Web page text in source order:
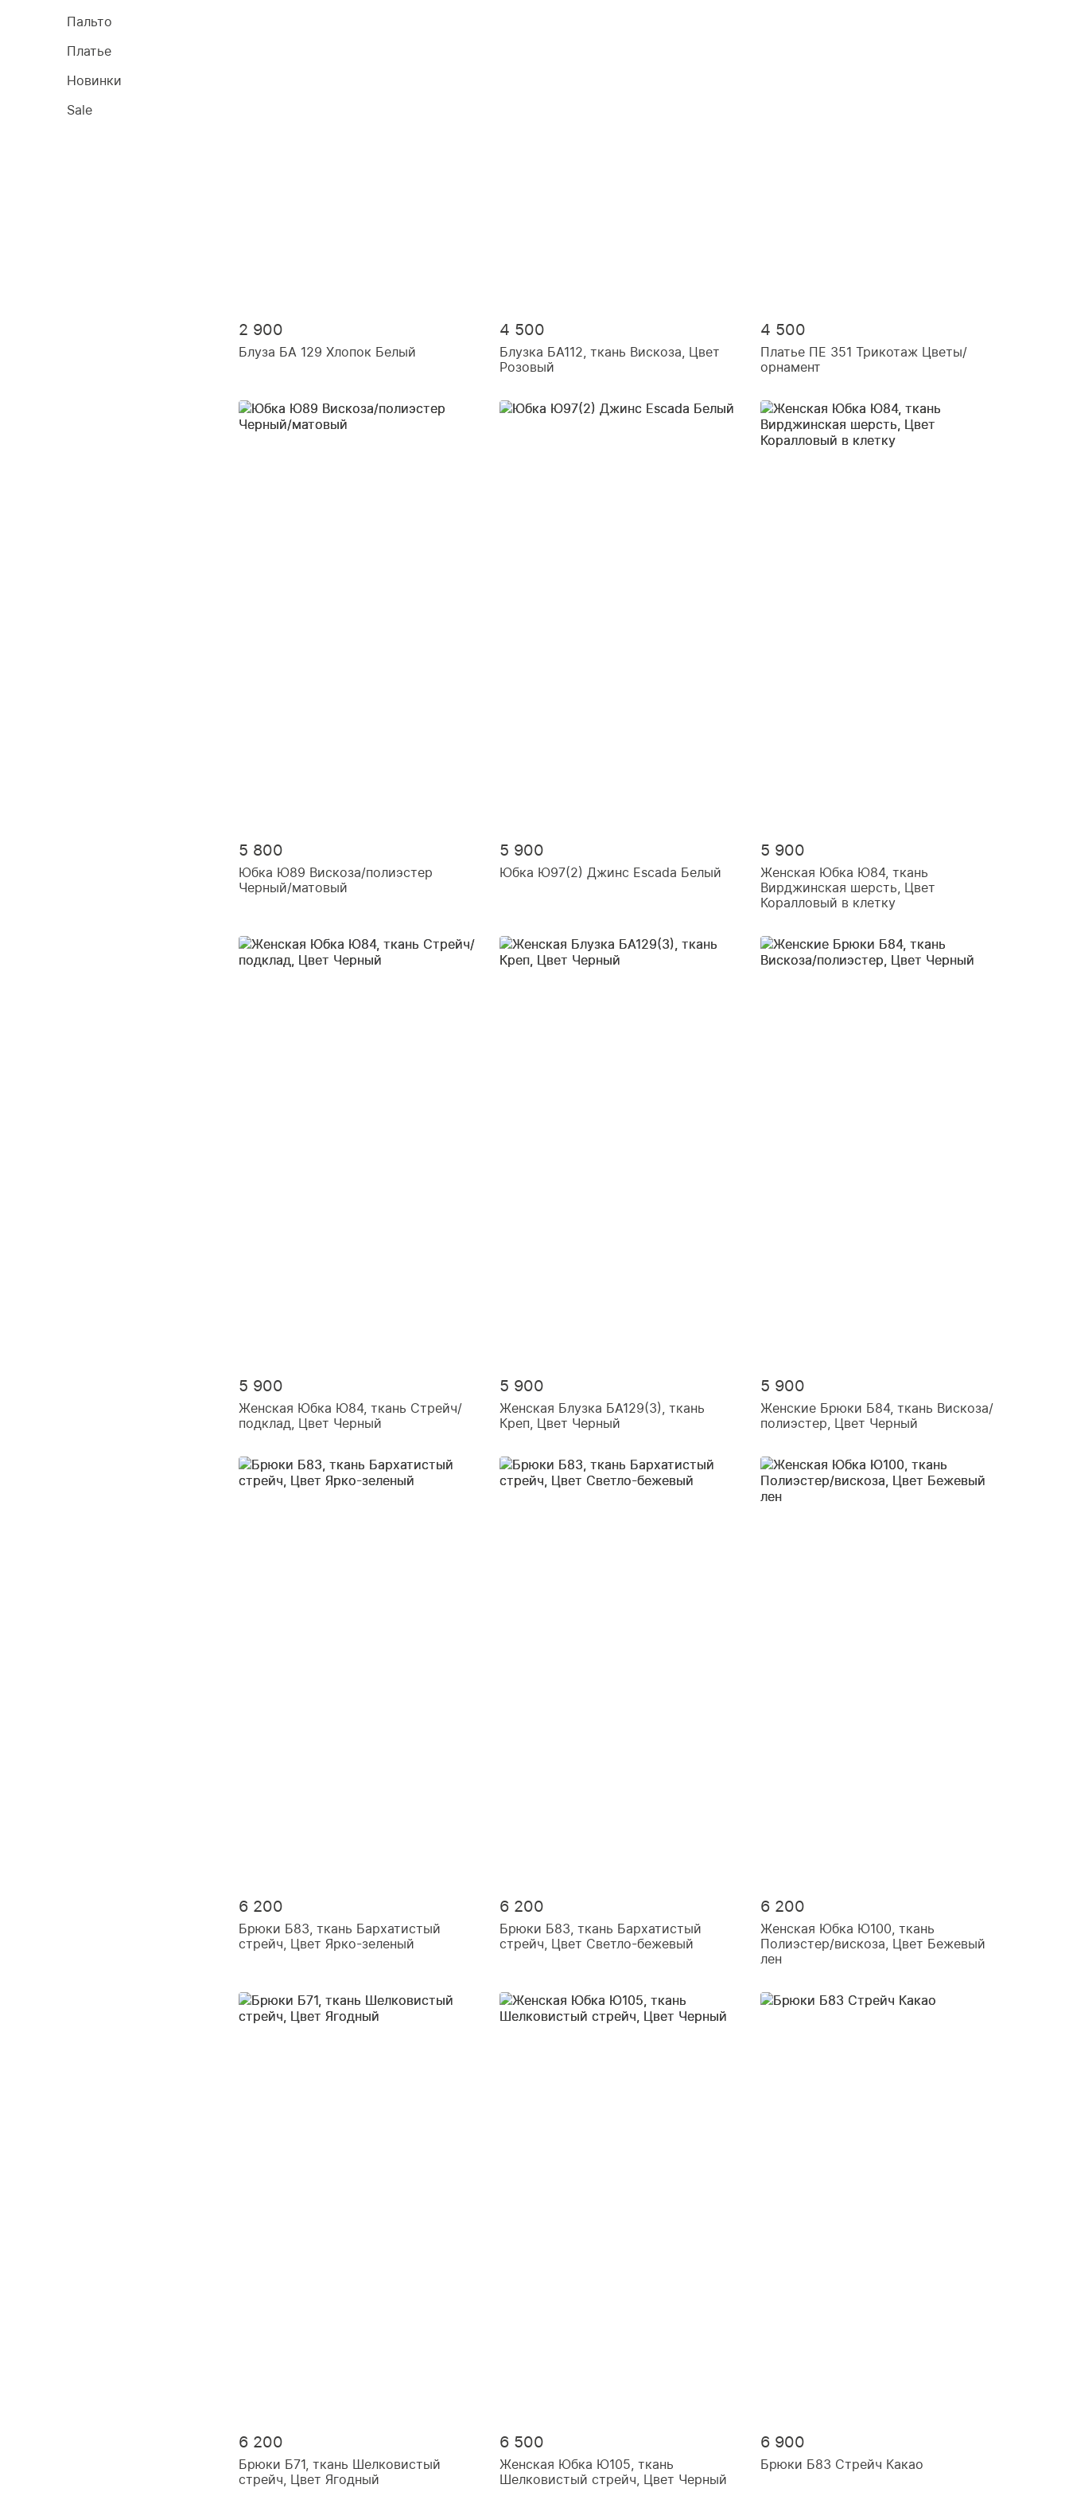
Пальто
Платье
Новинки
Sale
2 900
Блуза БА 129 Хлопок Белый
4 500
Блузка БА112, ткань Вискоза, Цвет
Розовый
4 500
Платье ПЕ 351 Трикотаж Цветы/
орнамент
5 800
Юбка Ю89 Вискоза/полиэстер
Черный/матовый
5 900
Юбка Ю97(2) Джинс Escada Белый
5 900
Женская Юбка Ю84, ткань
Вирджинская шерсть, Цвет
Коралловый в клетку
5 900
Женская Юбка Ю84, ткань Стрейч/
подклад, Цвет Черный
5 900
Женская Блузка БА129(3), ткань
Креп, Цвет Черный
5 900
Женские Брюки Б84, ткань Вискоза/
полиэстер, Цвет Черный
6 200
Брюки Б83, ткань Бархатистый
стрейч, Цвет Ярко-зеленый
6 200
Брюки Б83, ткань Бархатистый
стрейч, Цвет Светло-бежевый
6 200
Женская Юбка Ю100, ткань
Полиэстер/вискоза, Цвет Бежевый
лен
6 200
Брюки Б71, ткань Шелковистый
стрейч, Цвет Ягодный
6 500
Женская Юбка Ю105, ткань
Шелковистый стрейч, Цвет Черный
6 900
Брюки Б83 Стрейч Какао